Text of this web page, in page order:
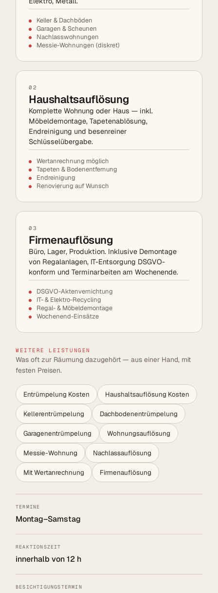
Keller & Dachböden
Garagen & Scheunen
Nachlasswohnungen
Messie-Wohnungen (diskret)
02
Haushaltsauflösung
Komplette Wohnung oder Haus — inkl.
Möbeldemontage, Tapetenablösung,
Endreinigung und besenreiner
Schlüsselübergabe.
Wertanrechnung möglich
Tapeten & Bodenentfernung
Endreinigung
Renovierung auf Wunsch
03
Firmenauflösung
Büro, Lager, Produktion. Inklusive Demontage
von Regalanlagen, IT-Entsorgung DSGVO-
konform und Terminarbeiten am Wochenende.
DSGVO-Aktenvernichtung
IT- & Elektro-Recycling
Regal- & Möbeldemontage
Wochenend-Einsätze
WEITERE LEISTUNGEN
Was oft zur Räumung dazugehört — aus einer Hand, mit
festen Preisen.
Entrümpelung Kosten Haushaltsauflösung Kosten
Kellerentrümpelung Dachbodenentrümpelung
Garagenentrümpelung Wohnungsauflösung
Messie-Wohnung Nachlassauflösung
Mit Wertanrechnung Firmenauflösung
TERMINE
Montag–Samstag
REAKTIONSZEIT
innerhalb von 12 h
BESICHTIGUNGSTERMIN